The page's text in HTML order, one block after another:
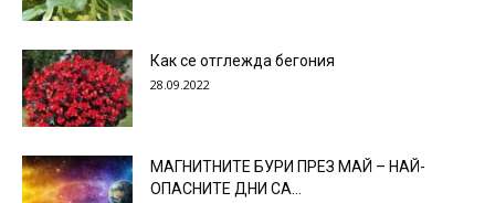
Как се отглежда бегония
28.09.2022
МАГНИТНИТЕ БУРИ ПРЕЗ МАЙ – НАЙ-
ОПАСНИТЕ ДНИ СА…